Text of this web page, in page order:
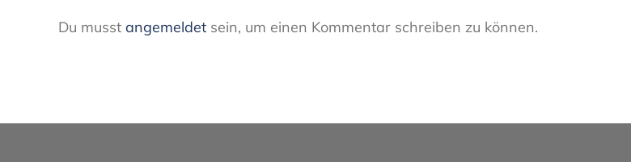
Du musst angemeldet sein, um einen Kommentar schreiben zu können.